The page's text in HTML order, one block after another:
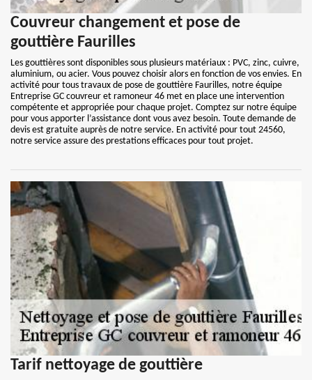
Couvreur changement et pose de
gouttière Faurilles
Les gouttières sont disponibles sous plusieurs matériaux : PVC, zinc, cuivre,
aluminium, ou acier. Vous pouvez choisir alors en fonction de vos envies. En
activité pour tous travaux de pose de gouttière Faurilles, notre équipe
Entreprise GC couvreur et ramoneur 46 met en place une intervention
compétente et appropriée pour chaque projet. Comptez sur notre équipe
pour vous apporter l’assistance dont vous avez besoin. Toute demande de
devis est gratuite auprès de notre service. En activité pour tout 24560,
notre service assure des prestations efficaces pour tout projet.
Tarif nettoyage de gouttière